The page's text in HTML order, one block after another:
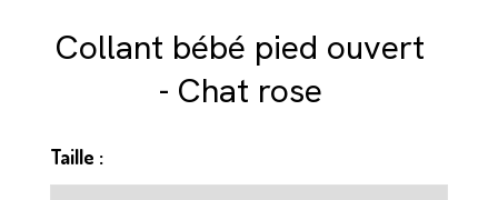
Collant bébé pied ouvert
- Chat rose
Taille :